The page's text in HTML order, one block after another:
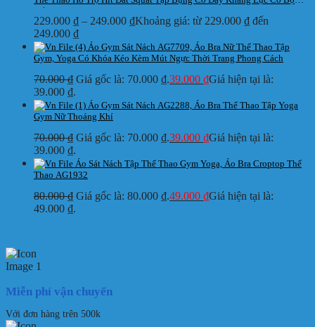
Đếm
229.000 ₫ – 249.000 ₫Khoảng giá: từ 229.000 ₫ đến
249.000 ₫
Áo Gym Sát Nách AG7709, Áo Bra Nữ Thể Thao Tập
Gym, Yoga Có Khóa Kéo Kèm Mút Ngực Thời Trang Phong Cách
70.000₫ Giá gốc là: 70.000 ₫.39.000 ₫Giá hiện tại là:
39.000 ₫.
Áo Gym Sát Nách AG2288, Áo Bra Thể Thao Tập Yoga
Gym Nữ Thoáng Khí
70.000₫ Giá gốc là: 70.000 ₫.39.000 ₫Giá hiện tại là:
39.000 ₫.
Áo Sát Nách Tập Thể Thao Gym Yoga, Áo Bra Croptop Thể
Thao AG1932
80.000₫ Giá gốc là: 80.000 ₫.49.000 ₫Giá hiện tại là:
49.000 ₫.
Miễn phí vận chuyển
Với đơn hàng trên 500k